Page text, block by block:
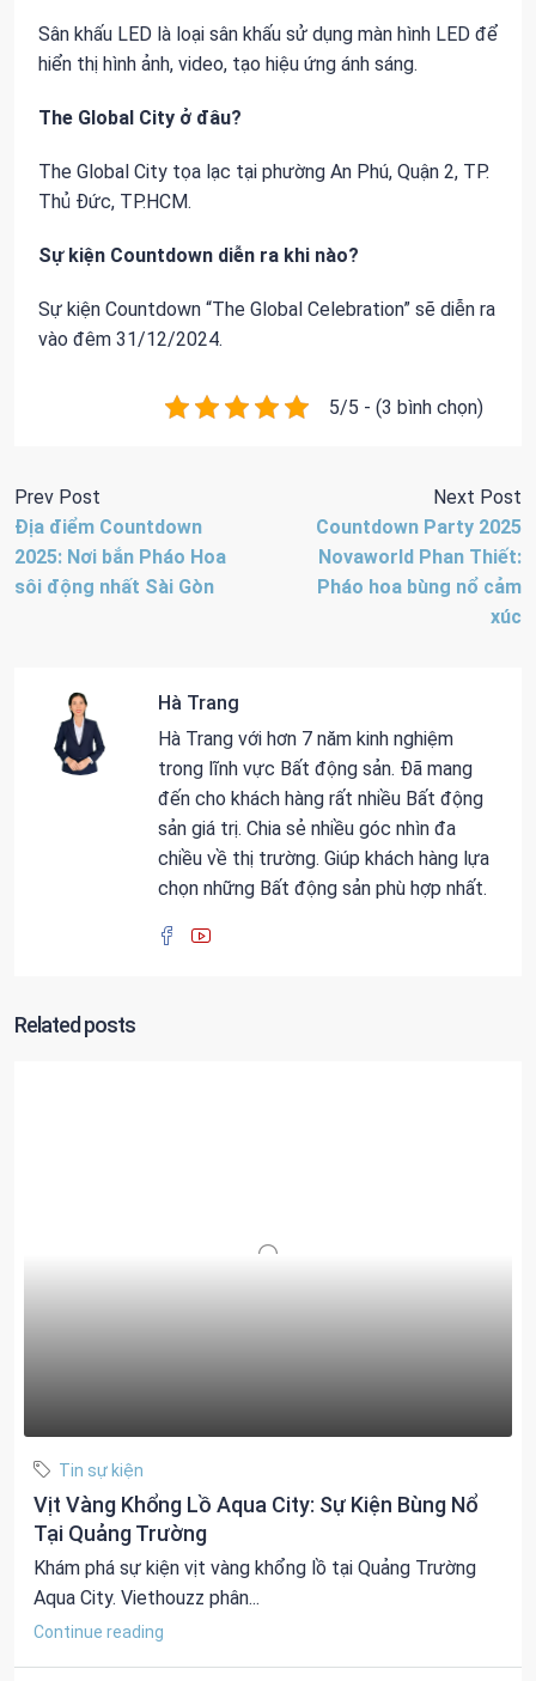
Sân khấu LED là loại sân khấu sử dụng màn hình LED để
hiển thị hình ảnh, video, tạo hiệu ứng ánh sáng.
The Global City ở đâu?
The Global City tọa lạc tại phường An Phú, Quận 2, TP.
Thủ Đức, TP.HCM.
Sự kiện Countdown diễn ra khi nào?
Sự kiện Countdown “The Global Celebration” sẽ diễn ra
vào đêm 31/12/2024.
5/5 - (3 bình chọn)
Prev Post
Địa điểm Countdown
2025: Nơi bắn Pháo Hoa
sôi động nhất Sài Gòn
Next Post
Countdown Party 2025
Novaworld Phan Thiết:
Pháo hoa bùng nổ cảm
xúc
Hà Trang
Hà Trang với hơn 7 năm kinh nghiệm
trong lĩnh vực Bất động sản. Đã mang
đến cho khách hàng rất nhiều Bất động
sản giá trị. Chia sẻ nhiều góc nhìn đa
chiều về thị trường. Giúp khách hàng lựa
chọn những Bất động sản phù hợp nhất.
Related posts
Tin sự kiện
Vịt Vàng Khổng Lồ Aqua City: Sự Kiện Bùng Nổ
Tại Quảng Trường
Khám phá sự kiện vịt vàng khổng lồ tại Quảng Trường
Aqua City. Viethouzz phân...
Continue reading